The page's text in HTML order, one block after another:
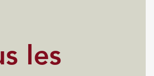
les